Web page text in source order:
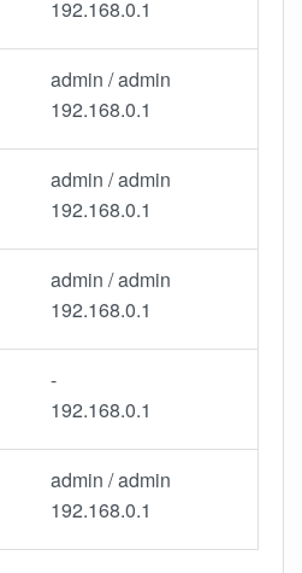
192.168.0.1
admin / admin
192.168.0.1
admin / admin
192.168.0.1
admin / admin
192.168.0.1
-
192.168.0.1
admin / admin
192.168.0.1